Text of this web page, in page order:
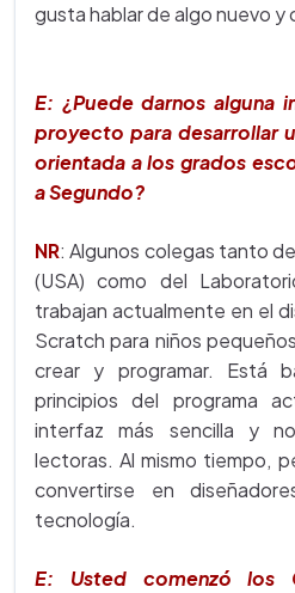
gusta hablar de algo nuevo y
E: ¿Puede darnos alguna
proyecto para desarrollar
orientada a los grados
a Segundo?
NR: Algunos colegas tanto
(USA) como del
trabajan actualmente en el
Scratch para niños
crear y programar. Está
principios del programa
interfaz más sencilla y
lectoras. Al mismo tiempo,
convertirse en
tecnología.
E: Usted comenzó los